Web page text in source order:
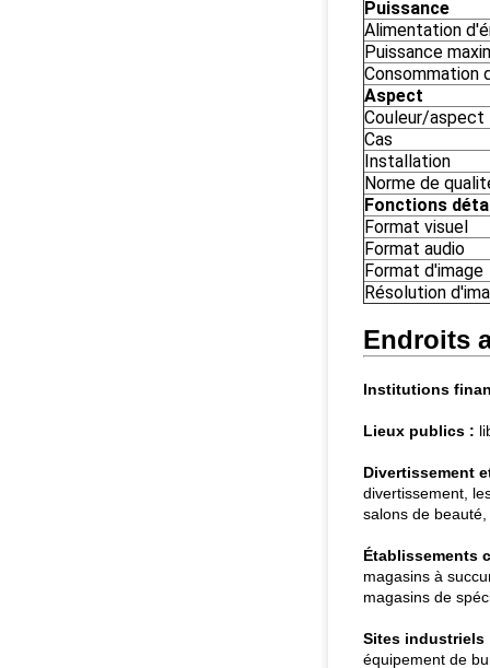
Puissance
Alimentation
Puissance
Consommation
Aspect
Couleur/aspect
Cas
Installation
Norme de
Fonctions
Format visuel
Format audio
Format d'image
Résolution
Endroits
Institutions
Lieux publics :
Divertissement
divertissement,
salons de
Établissements
magasins à
magasins de
Sites industriels
équipement de